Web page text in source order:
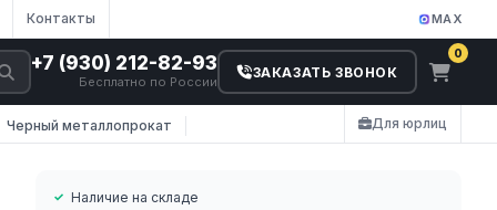
Контакты MAX
+7 (930) 212-82-93
Бесплатно по России
ЗАКАЗАТЬ ЗВОНОК
0
Черный металлопрокат Для юрлиц
Наличие на складе